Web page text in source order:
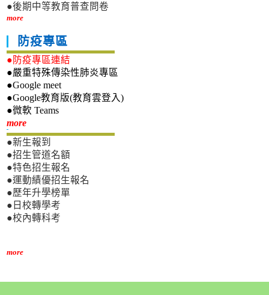
●後期中等教育普查問卷
more
防疫專區
●防疫專區連結
●嚴重特殊傳染性肺炎專區
●Google meet
●Google教育版(教育雲登入)
●微軟 Teams
more新生專區
●新生報到
●招生管道名額
●特色招生報名
●運動績優招生報名
●歷年升學榜單
●日校轉學考
●校內轉科考
more